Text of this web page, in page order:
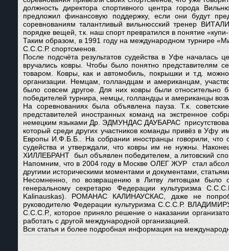
должность директора спортивного центра города
предложил финансовую поддержку, если они будут
соревнованиям талантливый вильнюсский тренер
порядке вещей, т.к. наш спорт превратился в понятие
Таким образом, в 1991 году на международном турнире
С.С.С.Р. спортсменов.
После подсчёта результатов судейства в Уфе началась
вручались ковры. Чтобы было понятно
товаром. Ковры, как и автомобиль, покрышки и т.д.
организации. Немцам, голландцам и американцам,
было совсем другое. Для них ковры были относительно
победителей турнира, немцы, голландцы и американцы
На соревнованиях была объявлена пауза. Т.к.
представителей иностранных команд на экстренное
немецким языками Др. ЭДМУНДАС ДАУБАРАС
который среди других участников команды привёз в
Европы И.Ф.Б.Б.. На собрании иностранцы говорили, что
судейства и утверждали, что ковры им не нужны.
ХИЛЛЕБРАНТ был объявлен победителем, а литовский
Напомним, что в 2004 году в Москве ОЛЕГ ЖУР стал
другими историческими моментами и документами,
Несомненно, по возвращению в Литву литовцам
генеральному секретарю Федерации культуризма
Kalinauskas). РОМАНАС КАЛИНАУСКАС, даже не
руководителю Федерации культуризма С.С.С.Р.
С.С.С.Р., которое приняло решение о наказании
работать с другой международной организацией.
Вся статья и более подробная информация на